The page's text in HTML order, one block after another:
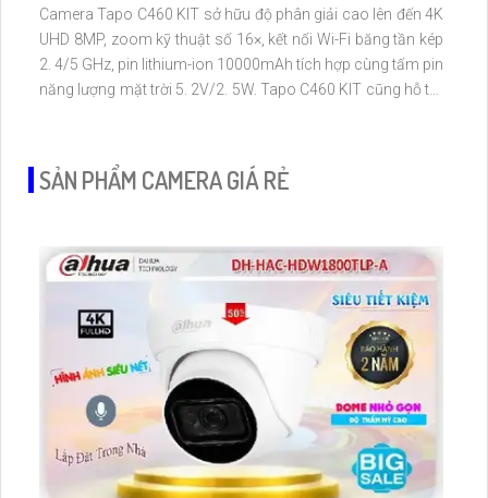
Camera Tapo C460 KIT sở hữu độ phân giải cao lên đến 4K
UHD 8MP, zoom kỹ thuật số 16×, kết nối Wi-Fi băng tần kép
2. 4/5 GHz, pin lithium-ion 10000mAh tích hợp cùng tấm pin
năng lượng mặt trời 5. 2V/2. 5W. Tapo C460 KIT cũng hỗ trợ
SẢN PHẨM CAMERA GIÁ RẺ